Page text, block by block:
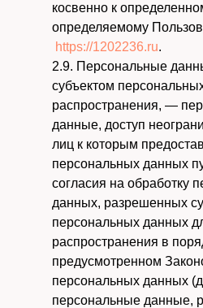
косвенно к
определяемому
https://1202236.ru.
2.9. Персональные
субъектом
распространения, —
данные, доступ
лиц к которым
персональных данных
согласия на обработку
данных, разрешенных
персональных данных
распространения в
предусмотренном
персональных данных
персональные данные,